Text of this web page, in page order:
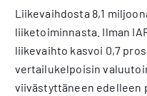
Liikevaihdosta 8,1
liiketoiminnasta. Ilman
liikevaihto kasvoi 0,7
vertailukelpoisin
viivästyttäneen edelleen